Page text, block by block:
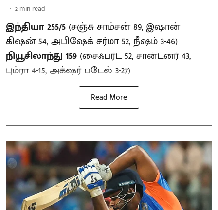
2 min read
இந்தியா 255/5 (சஞ்சு சாம்சன் 89, இஷான்
கிஷன் 54, அபிஷேக் சர்மா 52, நீஷம் 3-46)
நியூசிலாந்து 159 (சைஃபர்ட் 52, சான்ட்னர் 43,
பும்ரா 4-15, அக்‌ஷர் படேல் 3-27)
Read More